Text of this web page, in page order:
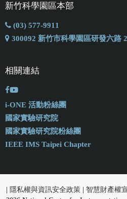
新竹科學園區本部
(03) 577-9911
300092 新竹市科學園區研發六路
相關連結
i-ONE 活動粉絲團
國家實驗研究院
國家實驗研究院粉絲團
IEEE IMS Taipei Chapter
隱私權與資訊安全政策 智慧財產權